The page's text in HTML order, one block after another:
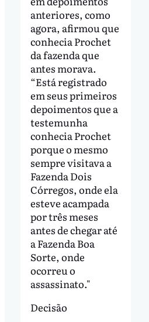
anteriores, como
agora, afirmou que
conhecia Prochet
da fazenda que
antes morava.
“Está registrado
em seus primeiros
depoimentos que a
testemunha
conhecia Prochet
porque o mesmo
sempre visitava a
Fazenda Dois
Córregos, onde ela
esteve acampada
por três meses
antes de chegar até
a Fazenda Boa
Sorte, onde
ocorreu o
assassinato."
Decisão